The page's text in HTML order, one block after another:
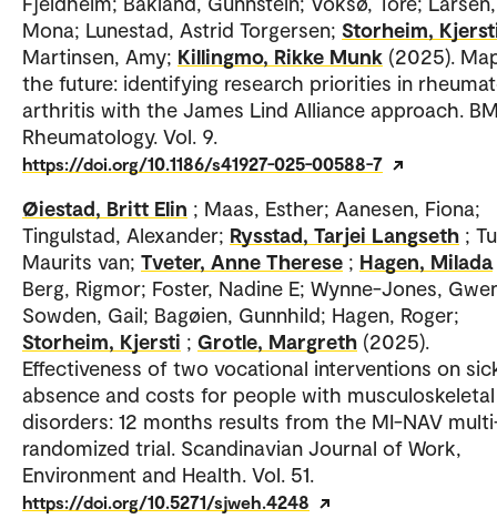
Mona; Lunestad, Astrid Torgersen; Storheim,
Martinsen, Amy; Killingmo, Rikke Munk (2025).
the future: identifying research priorities in
arthritis with the James Lind Alliance approach.
Rheumatology. Vol. 9.
https://doi.org/10.1186/s41927-025-00588-7
Øiestad, Britt Elin ; Maas, Esther; Aanesen, Fiona;
Tingulstad, Alexander; Rysstad, Tarjei Langseth ;
Maurits van; Tveter, Anne Therese ; Hagen, Milada
Berg, Rigmor; Foster, Nadine E; Wynne-Jones,
Sowden, Gail; Bagøien, Gunnhild; Hagen, Roger;
Storheim, Kjersti ; Grotle, Margreth (2025).
Effectiveness of two vocational interventions on
absence and costs for people with musculoskeletal
disorders: 12 months results from the MI-NAV
randomized trial. Scandinavian Journal of Work,
Environment and Health. Vol. 51.
https://doi.org/10.5271/sjweh.4248